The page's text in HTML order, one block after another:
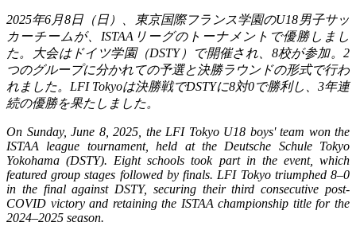
2025年6月8日（日）、東京国際フランス学園のU18男子サッ
カーチームが、 ISTAA リーグのトーナメントで優勝しまし
た。大会はドイツ学園（DSTY）で開催され、 8校が参加。2
つのグループに分かれての予選と決勝ラウンドの形式で行わ
れました。 LFI Tokyoは決勝戦でDSTYに8対0で勝利し、 3年連
続の優勝を果たしました。
On Sunday, June 8, 2025, the LFI Tokyo U18 boys' team won the
ISTAA league tournament, held at the Deutsche Schule Tokyo
Yokohama (DSTY). Eight schools took part in the event, which
featured group stages followed by finals. LFI Tokyo triumphed 8–0
in the final against DSTY, securing their third consecutive post-
COVID victory and retaining the ISTAA championship title for the
2024–2025 season.